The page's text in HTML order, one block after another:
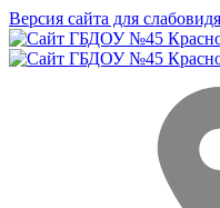
Версия сайта для